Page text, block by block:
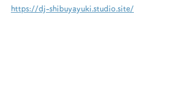
https://dj-shibuyayuki.studio.site/